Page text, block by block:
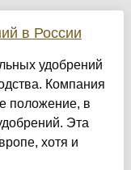
в России
удобрений
Компания
положение, в
Эта
хотя и